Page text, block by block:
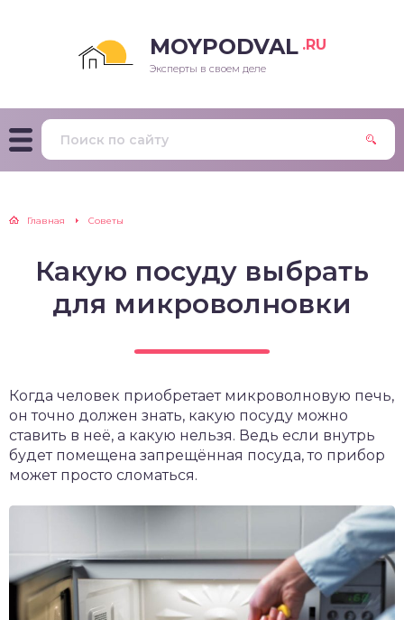
MOYPODVAL .RU
Эксперты в своем деле
Главная Советы
Какую посуду выбрать
для микроволновки
Когда человек приобретает микроволновую печь,
он точно должен знать, какую посуду можно
ставить в неё, а какую нельзя. Ведь если внутрь
будет помещена запрещённая посуда, то прибор
может просто сломаться.